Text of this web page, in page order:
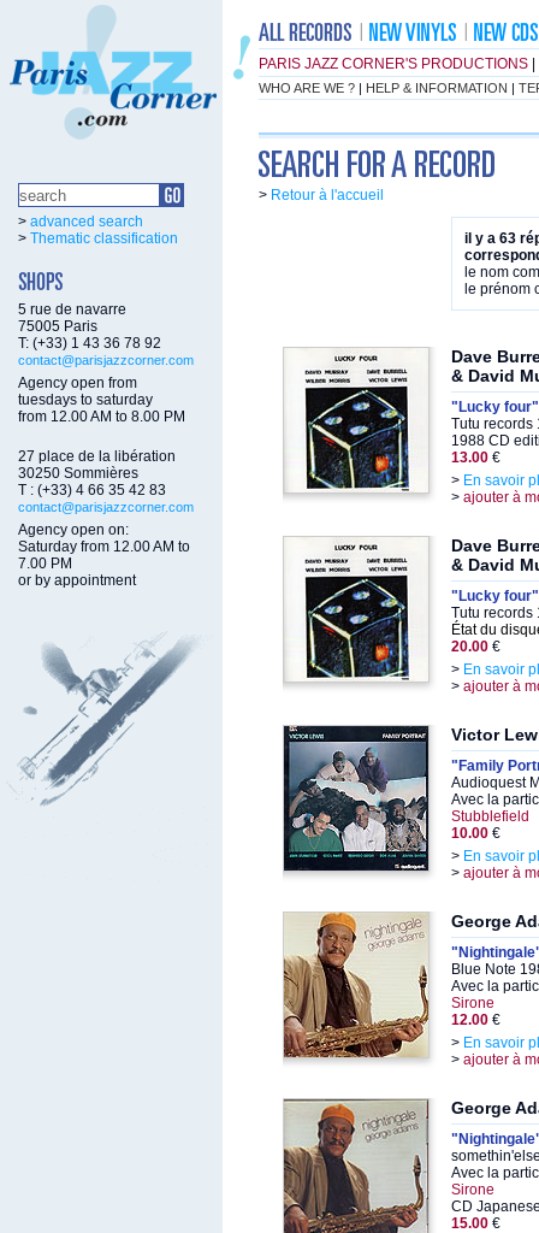
PARIS JAZZ CORNER'S PRODUCTIONS
WHO ARE WE ? | HELP & INFORMATION |
> advanced search
> Thematic classification
5 rue de navarre
75005 Paris
T: (+33) 1 43 36 78 92
contact@parisjazzcorner.com
Agency open from
tuesdays to saturday
from 12.00 AM to 8.00 PM
27 place de la libération
30250 Sommières
T : (+33) 4 66 35 42 83
contact@parisjazzcorner.com
Agency open on:
Saturday from 12.00 AM to
7.00 PM
or by appointment
> Retour à l'accueil
il y a 63
le nom
le prénom
Dave
& David
"Lucky four"
Tutu records
1988 CD
13.00 €
> En savoir
> ajouter à
Dave
& David
"Lucky four"
Tutu records
État du
20.00 €
> En savoir
> ajouter à
Victor
"Family
Audioquest
Avec la
Stubblefield
10.00 €
> En savoir
> ajouter à
George
Blue Note
Avec la
Sirone
12.00 €
> En savoir
> ajouter à
George
Avec la
Sirone
CD
15.00 €